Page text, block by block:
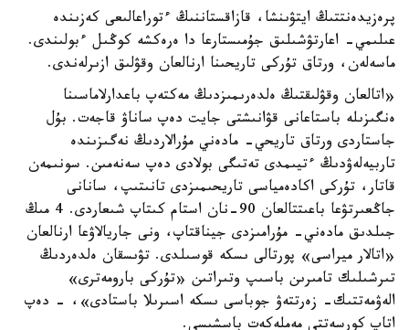
پرەزيدەنتتىڭ ايتۋىنشا، قازاقستاننىڭ ءتوراعالىعى كەزىندە
عىلىمي- اعارتۋشىلىق جۇمىستارعا دا ەرەكشە كوڭىل ءبولىندى.
ماسەلەن، ورتاق تۇركى تاريحىنا ارنالعان وقۋلىق ازىرلەندى.
«اتالعان وقۋلىقتىڭ ەلدەرىمىزدىڭ مەكتەپ باعدارلاماسىنا
ەنگىزىلە باستاعانى قۋانىشتى جايت دەپ ساناۋ قاجەت. بۇل
جاستاردى ورتاق تاريحي- مادەني مۇرالاردىڭ نەگىزىندە
تاربيەلەۋدىڭ ءتيىمدى تەتىگى بولادى دەپ سەنەمىن. سونىمەن
قاتار، تۇركى اكادەمياسى تاريحىمىزدى تانىتىپ، سانانى
جاڭعىرتۋعا باعىتتالعان 90-نان استام كىتاپ شىعاردى. 4 مىڭ
جىلدىق مادەني- مۇرامىزدى جيناقتاپ، ونى جاريالاۋعا ارنالعان
«اتالار ميراسى» پورتالى ىسكە قوسىلدى. تۋىسقان ەلدەردىڭ
تىرشىلىك تامىرىن باسىپ وتىراتىن «تۇركى بارومەترى»
الەۋمەتتىك- زەرتتەۋ جوباسى ىسكە اسىرىلا باستادى»، - دەپ